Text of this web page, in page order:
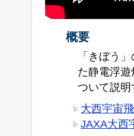
概要
「きぼう
た静電浮
ついて説
大西宇宙
JAXA大西